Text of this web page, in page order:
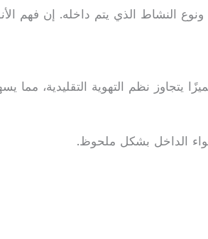
النشاط الذي يتم داخله. إن فهم
يتجاوز نظم التهوية التقليدية، مما
الداخل بشكل ملحوظ.